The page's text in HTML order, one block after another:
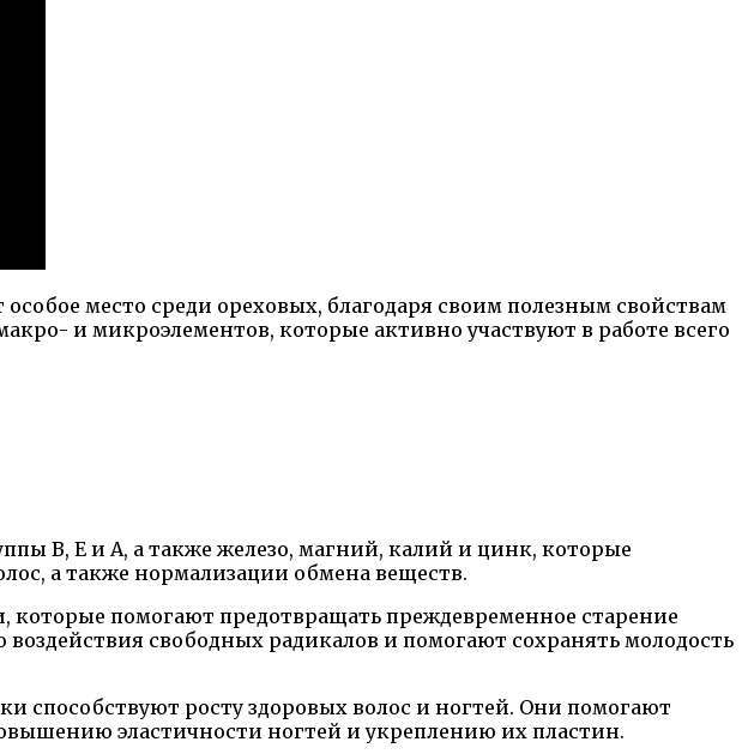
место среди ореховых, благодаря своим полезным свойствам
и микроэлементов, которые активно участвуют в работе всего
В, Е и А, а также железо, магний, калий и цинк, которые
а также нормализации обмена веществ.
помогают предотвращать преждевременное старение
свободных радикалов и помогают сохранять молодость
способствуют росту здоровых волос и ногтей. Они помогают
эластичности ногтей и укреплению их пластин.